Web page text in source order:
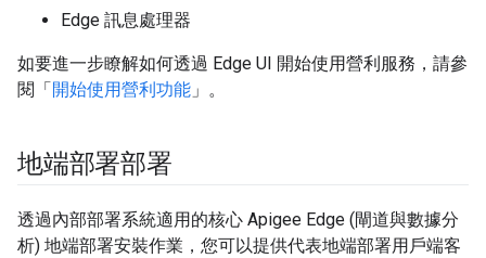
Edge 訊息處理器
如要進一步瞭解如何透過 Edge UI 開始使用營利服務，請參
閱「開始使用營利功能 」。
地端部署部署
透過內部部署系統適用的核心 Apigee Edge (閘道與數據分
析) 地端部署安裝作業，您可以提供代表地端部署用戶端客